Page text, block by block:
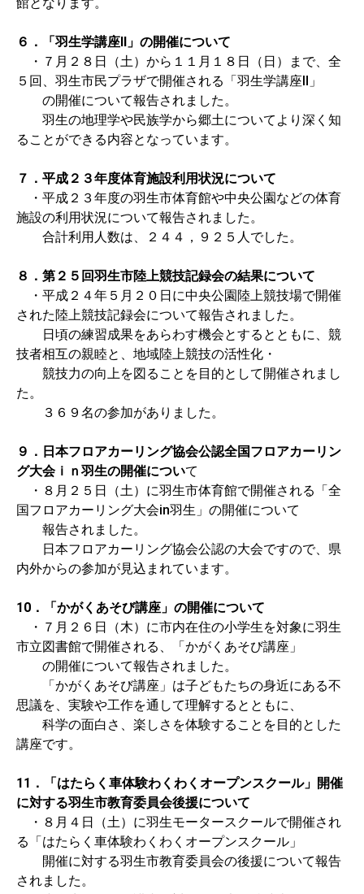
６．「羽生学講座Ⅱ」の開催について
・７月２８日（土）から１１月１８日（日）まで、全
５回、羽生市民プラザで開催される「羽生学講座Ⅱ」
の開催について報告されました。
羽生の地理学や民族学から郷土についてより深く知
ることができる内容となっています。
７．平成２３年度体育施設利用状況について
・平成２３年度の羽生市体育館や中央公園などの体育
施設の利用状況について報告されました。
合計利用人数は、２４４，９２５人でした。
８．第２５回羽生市陸上競技記録会の結果について
・平成２４年５月２０日に中央公園陸上競技場で開催
された陸上競技記録会について報告されました。
日頃の練習成果をあらわす機会とするとともに、競
技者相互の親睦と、地域陸上競技の活性化・
競技力の向上を図ることを目的として開催されまし
た。
３６９名の参加がありました。
９．日本フロアカーリング協会公認全国フロアカーリン
グ大会ｉｎ羽生の開催について
・８月２５日（土）に羽生市体育館で開催される「全
国フロアカーリング大会in羽生」の開催について
報告されました。
日本フロアカーリング協会公認の大会ですので、県
内外からの参加が見込まれています。
10．「かがくあそび講座」の開催について
・７月２６日（木）に市内在住の小学生を対象に羽生
市立図書館で開催される、「かがくあそび講座」
の開催について報告されました。
「かがくあそび講座」は子どもたちの身近にある不
思議を、実験や工作を通して理解するとともに、
科学の面白さ、楽しさを体験することを目的とした
講座です。
11．「はたらく車体験わくわくオープンスクール」開催
に対する羽生市教育委員会後援について
・８月４日（土）に羽生モータースクールで開催され
る「はたらく車体験わくわくオープンスクール」
開催に対する羽生市教育委員会の後援について報告
されました。